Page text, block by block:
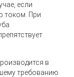
если
током. При
в
требованию